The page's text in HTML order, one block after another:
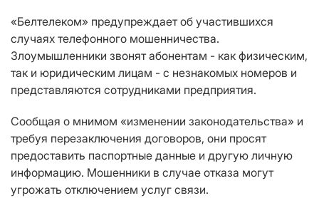
«Белтелеком» предупреждает об участившихся
случаях телефонного мошенничества.
Злоумышленники звонят абонентам - как физическим,
так и юридическим лицам - с незнакомых номеров и
представляются сотрудниками предприятия.
Сообщая о мнимом «изменении законодательства» и
требуя перезаключения договоров, они просят
предоставить паспортные данные и другую личную
информацию. Мошенники в случае отказа могут
угрожать отключением услуг связи.